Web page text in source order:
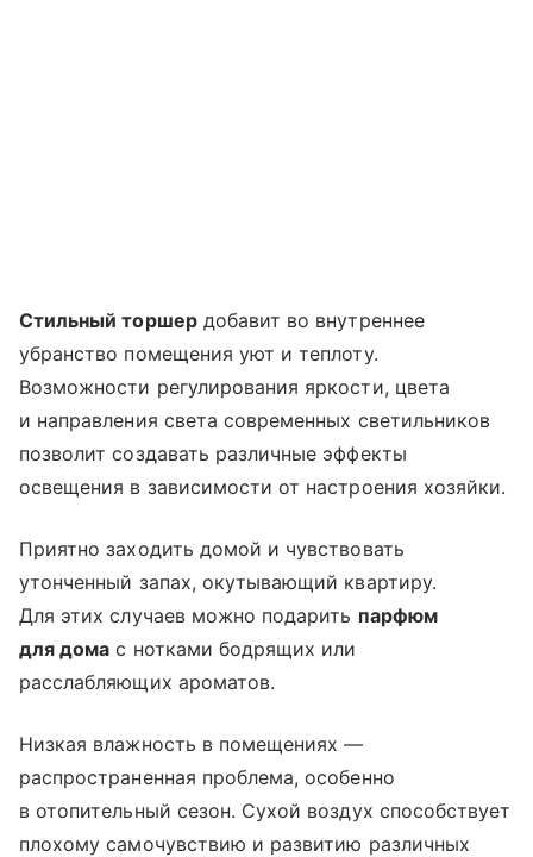
Стильный торшердобавит во внутреннее
убранство помещения уют и теплоту.
Возможности регулирования яркости, цвета
и направления света современных светильников
позволит создавать различные эффекты
освещения в зависимости от настроения хозяйки.
Приятно заходить домой и чувствовать
утонченный запах, окутывающий квартиру.
Для этих случаев можно подарить парфюм
для дома с нотками бодрящих или
расслабляющих ароматов.
Низкая влажность в помещениях —
распространенная проблема, особенно
в отопительный сезон. Сухой воздух способствует
плохому самочувствию и развитию различных